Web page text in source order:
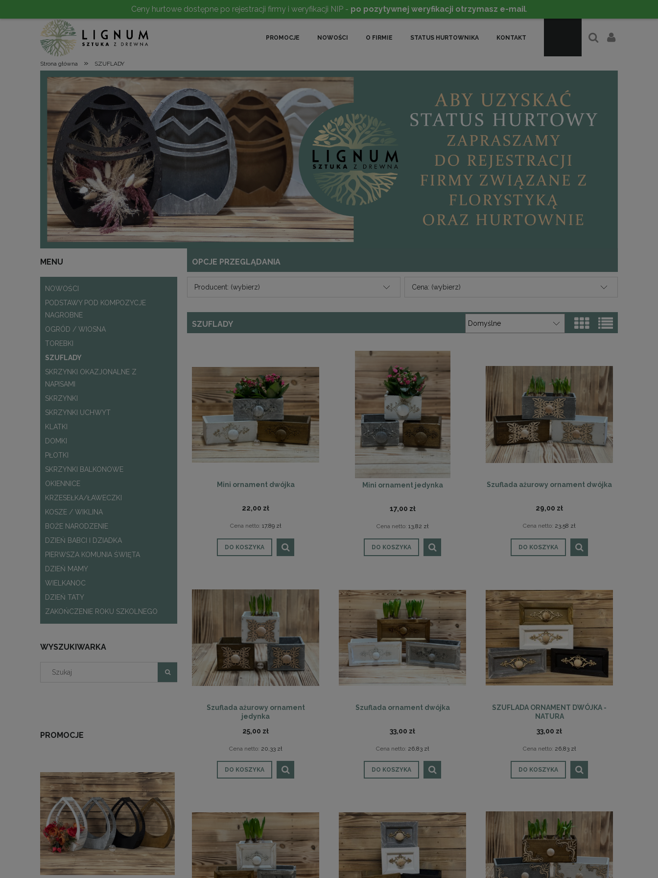
Ceny hurtowe dostępne po rejestracji firmy i weryfikacji NIP - po pozytywnej weryfikacji otrzymasz e-mail.
PROMOCJE NOWOŚCI O FIRMIE STATUS HURTOWNIKA KONTAKT
Strona główna » SZUFLADY
MENU
NOWOŚCI
PODSTAWY POD KOMPOZYCJE
NAGROBNE
OGRÓD / WIOSNA
TOREBKI
SZUFLADY
SKRZYNKI OKAZJONALNE Z
NAPISAMI
SKRZYNKI
SKRZYNKI UCHWYT
KLATKI
DOMKI
PŁOTKI
SKRZYNKI BALKONOWE
OKIENNICE
KRZESEŁKA/ŁAWECZKI
KOSZE / WIKLINA
BOŻE NARODZENIE
DZIEŃ BABCI I DZIADKA
PIERWSZA KOMUNIA ŚWIĘTA
DZIEŃ MAMY
WIELKANOC
DZIEŃ TATY
ZAKOŃCZENIE ROKU SZKOLNEGO
WYSZUKIWARKA
PROMOCJE
OPCJE PRZEGLĄDANIA
Producent: (wybierz) Cena: (wybierz)
SZUFLADY
Mini ornament dwójka
22,00 zł
Cena netto: 17,89 zł
DO KOSZYKA
Mini ornament jedynka
17,00 zł
Cena netto: 13,82 zł
DO KOSZYKA
Szuflada ażurowy ornament dwójka
29,00 zł
Cena netto: 23,58 zł
DO KOSZYKA
Szuflada ażurowy ornament
jedynka
25,00 zł
Cena netto: 20,33 zł
DO KOSZYKA
Szuflada ornament dwójka
33,00 zł
Cena netto: 26,83 zł
DO KOSZYKA
SZUFLADA ORNAMENT DWÓJKA -
NATURA
33,00 zł
Cena netto: 26,83 zł
DO KOSZYKA